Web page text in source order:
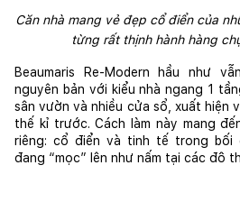
Căn nhà mang vẻ đẹp cổ điển của
từng rất thịnh hành hàng
Beaumaris Re-Modern hầu như
nguyên bản với kiểu nhà ngang 1
sân vườn và nhiều cửa sổ, xuất hiện
thế kỉ trước. Cách làm này mang
riêng: cổ điển và tinh tế trong bối
đang “mọc” lên như nấm tại các đô